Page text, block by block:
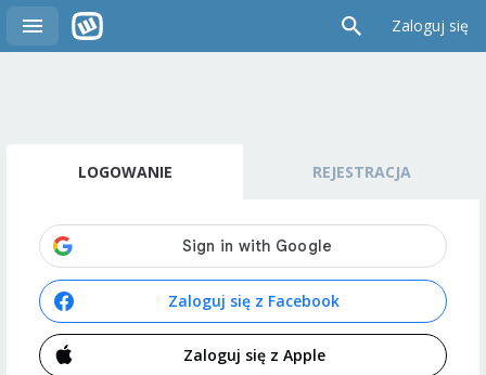
Zaloguj się
LOGOWANIE REJESTRACJA
Zaloguj się z Facebook
Zaloguj się z Apple